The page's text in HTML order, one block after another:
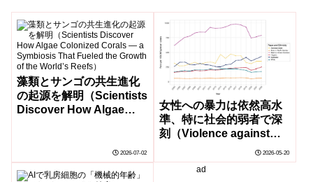
藻類とサンゴの共生進化
の起源を解明（Scientists
Discover How Algae
World’s Reefs）
2026-07-02
女性への暴力は依然高水
準、特に社会的弱者で深
刻（Violence against
women remains high ―
particularly for
marginalized groups）
2026-05-20
ad